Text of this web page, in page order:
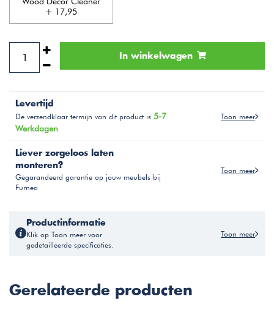
+ 17,95
In winkelwagen
Levertijd
De verzendklaar termijn van dit product is 5-7
Werkdagen
Toon meer
Liever zorgeloos laten
monteren?
Gegarandeerd garantie op jouw meubels bij
Furnea
Toon meer
Productinformatie
Klik op Toon meer voor
gedetailleerde specificaties.
Toon meer
Gerelateerde producten